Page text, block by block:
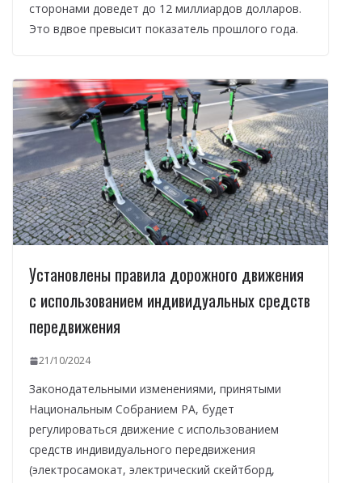
сторонами доведет до 12 миллиардов долларов.
Это вдвое превысит показатель прошлого года.
Установлены правила дорожного движения
с использованием индивидуальных средств
передвижения
21/10/2024
Законодательными изменениями, принятыми
Национальным Собранием РА, будет
регулироваться движение с использованием
средств индивидуального передвижения
(электросамокат, электрический скейтборд,